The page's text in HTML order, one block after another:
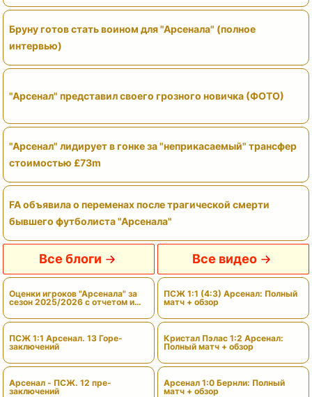
Бруну готов стать воином для "Арсенала" (полное
интервью)
"Арсенал" представил своего грозного новичка (ФОТО)
"Арсенал" лидирует в гонке за "неприкасаемый" трансфер
стоимостью £73m
FA объявила о переменах после трагической смерти
бывшего футболиста "Арсенала"
Все блоги
Оценки игроков "Арсенала" за
сезон 2025/2026 с отчетом и
вердиктами
ПСЖ 1:1 Арсенал. 13 Горе-
заключений
Арсенал - ПСЖ. 12 пре-
заключений
Все видео
ПСЖ 1:1 (4:3) Арсенал: Полный
матч + обзор
Кристал Пэлас 1:2 Арсенал:
Полный матч + обзор
Арсенал 1:0 Бернли: Полный
матч + обзор